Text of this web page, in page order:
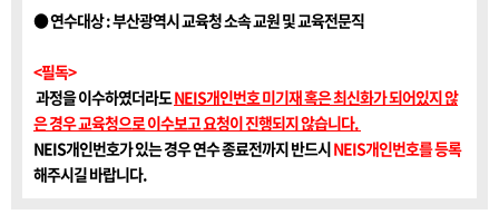
● 연수대상 : 부산광역시 교육청 소속 교원 및 교육전문직
<필독>
과정을 이수하였더라도NEIS개인번호 미기재 혹은 최신화가 되어있지 않
은 경우 교육청으로 이수보고 요청이 진행되지 않습니다.
NEIS개인번호가 있는 경우 연수 종료전까지 반드시NEIS개인번호를 등록
해주시길 바랍니다.